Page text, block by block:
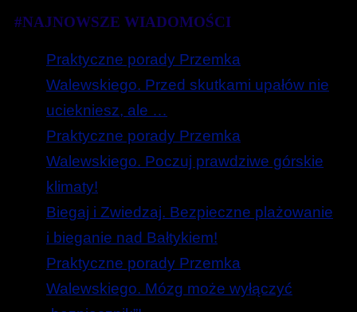
#NAJNOWSZE WIADOMOŚCI
Praktyczne porady Przemka
Walewskiego. Przed skutkami upałów nie
uciekniesz, ale …
Praktyczne porady Przemka
Walewskiego. Poczuj prawdziwe górskie
klimaty!
Biegaj i Zwiedzaj. Bezpieczne plażowanie
i bieganie nad Bałtykiem!
Praktyczne porady Przemka
Walewskiego. Mózg może wyłączyć